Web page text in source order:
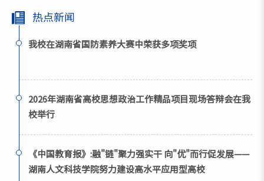
热点新闻
我校在湖南省国防素养大赛中荣获多项奖项
2026年湖南省高校思想政治工作精品项目现场答辩会在我
校举行
《中国教育报》:融"链"聚力强实干 向"优"而行促发展——
湖南人文科技学院努力建设高水平应用型高校